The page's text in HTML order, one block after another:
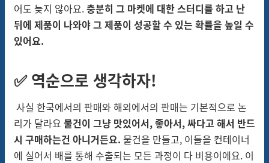
어도 늦지 않아요.충분히 그 마켓에 대한 스터디를 하고 난
뒤에 제품이 나와야 그 제품이 성공할 수 있는 확률을 높일 수
있어요.
✅ 역순으로 생각하자!
사실 한국에서의 판매와 해외에서의 판매는 기본적으로 논
리가 달라요 물건이 그냥 맛있어서, 좋아서, 싸다고 해서 반드
시 구매하는건 아니거든요. 물건을 만들고, 이들을 컨테이너
에 실어서 배를 통해 수출되는 모든 과정이 다 비용이에요. 이